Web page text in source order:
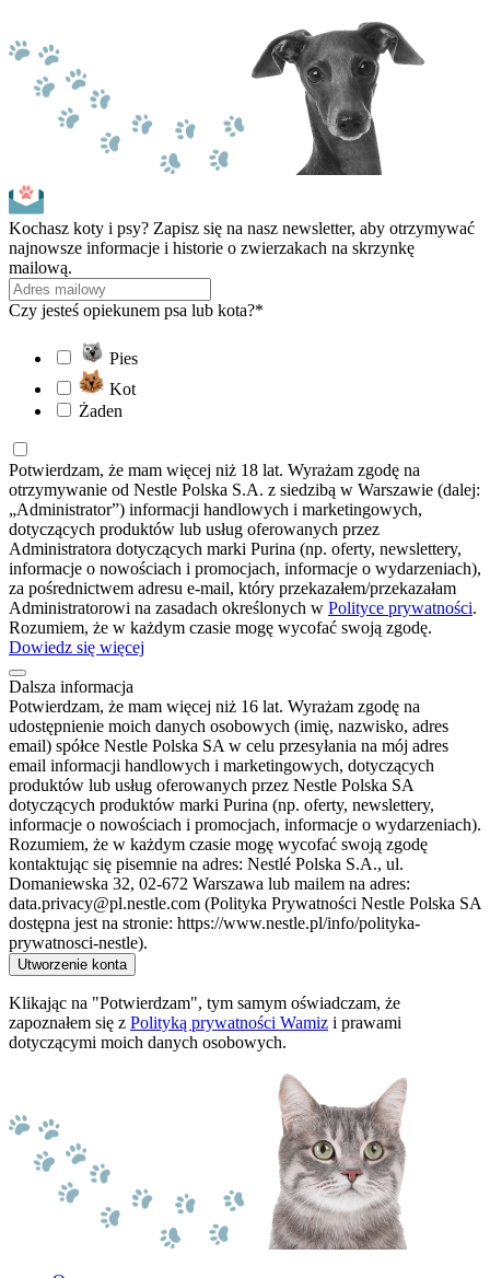
Kochasz koty i psy? Zapisz się na nasz newsletter, aby otrzymywać
najnowsze informacje i historie o zwierzakach na skrzynkę
mailową.
Czy jesteś opiekunem psa lub kota?*
Pies
Kot
Żaden
Potwierdzam, że mam więcej niż 18 lat. Wyrażam zgodę na
otrzymywanie od Nestle Polska S.A. z siedzibą w Warszawie (dalej:
„Administrator”) informacji handlowych i marketingowych,
dotyczących produktów lub usług oferowanych przez
Administratora dotyczących marki Purina (np. oferty, newslettery,
informacje o nowościach i promocjach, informacje o wydarzeniach),
za pośrednictwem adresu e-mail, który przekazałem/przekazałam
Administratorowi na zasadach określonych w Polityce prywatności.
Rozumiem, że w każdym czasie mogę wycofać swoją zgodę.
Dowiedz się więcej
Dalsza informacja
Potwierdzam, że mam więcej niż 16 lat. Wyrażam zgodę na
udostępnienie moich danych osobowych (imię, nazwisko, adres
email) spółce Nestle Polska SA w celu przesyłania na mój adres
email informacji handlowych i marketingowych, dotyczących
produktów lub usług oferowanych przez Nestle Polska SA
dotyczących produktów marki Purina (np. oferty, newslettery,
informacje o nowościach i promocjach, informacje o wydarzeniach).
Rozumiem, że w każdym czasie mogę wycofać swoją zgodę
kontaktując się pisemnie na adres: Nestlé Polska S.A., ul.
Domaniewska 32, 02-672 Warszawa lub mailem na adres:
data.privacy@pl.nestle.com (Polityka Prywatności Nestle Polska SA
dostępna jest na stronie: https://www.nestle.pl/info/polityka-
prywatnosci-nestle).
Utworzenie konta
Klikając na "Potwierdzam", tym samym oświadczam, że
zapoznałem się z Polityką prywatności Wamiz i prawami
dotyczącymi moich danych osobowych.